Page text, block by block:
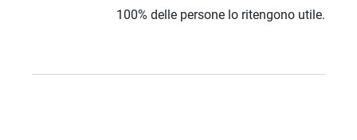
100% delle persone lo ritengono utile.